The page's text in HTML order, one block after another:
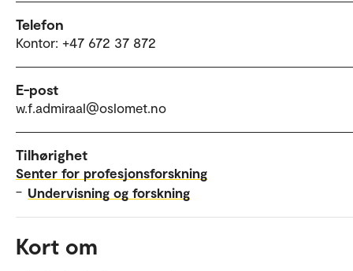
Telefon
Kontor: +47 672 37 872
E-post
w.f.admiraal@oslomet.no
Tilhørighet
Senter for profesjonsforskning
– Undervisning og forskning
Kort om